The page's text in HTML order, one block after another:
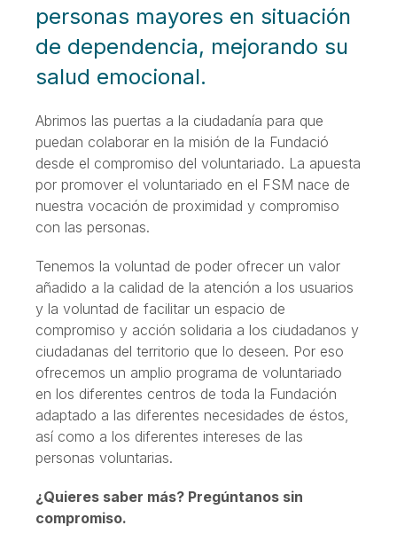
personas mayores en situación
de dependencia, mejorando su
salud emocional.
Abrimos las puertas a la ciudadanía para que
puedan colaborar en la misión de la Fundació
desde el compromiso del voluntariado. La apuesta
por promover el voluntariado en el FSM nace de
nuestra vocación de proximidad y compromiso
con las personas.
Tenemos la voluntad de poder ofrecer un valor
añadido a la calidad de la atención a los usuarios
y la voluntad de facilitar un espacio de
compromiso y acción solidaria a los ciudadanos y
ciudadanas del territorio que lo deseen. Por eso
ofrecemos un amplio programa de voluntariado
en los diferentes centros de toda la Fundación
adaptado a las diferentes necesidades de éstos,
así como a los diferentes intereses de las
personas voluntarias.
¿Quieres saber más? Pregúntanos sin
compromiso.